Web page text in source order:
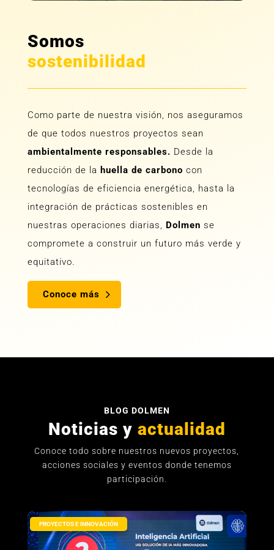
Somos
sostenibilidad
Como parte de nuestra visión, nos aseguramos
de que todos nuestros proyectos sean
ambientalmente responsables. Desde la
reducción de la huella de carbono con
tecnologías de eficiencia energética, hasta la
integración de prácticas sostenibles en
nuestras operaciones diarias, Dolmen se
compromete a construir un futuro más verde y
equitativo.
Conoce más
BLOG DOLMEN
Noticias y actualidad
Conoce todo sobre nuestros nuevos proyectos,
acciones sociales y eventos donde tenemos
participación.
PROYECTOS E INNOVACIÓN